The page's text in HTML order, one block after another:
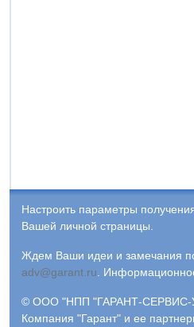
Настроить параметры
Вашей личной страницы.
Ждем Ваши идеи и замечания
adv@garant.ru
© ООО "НПП "ГАРАНТ-СЕРВИС-
Компания "Гарант" и ее